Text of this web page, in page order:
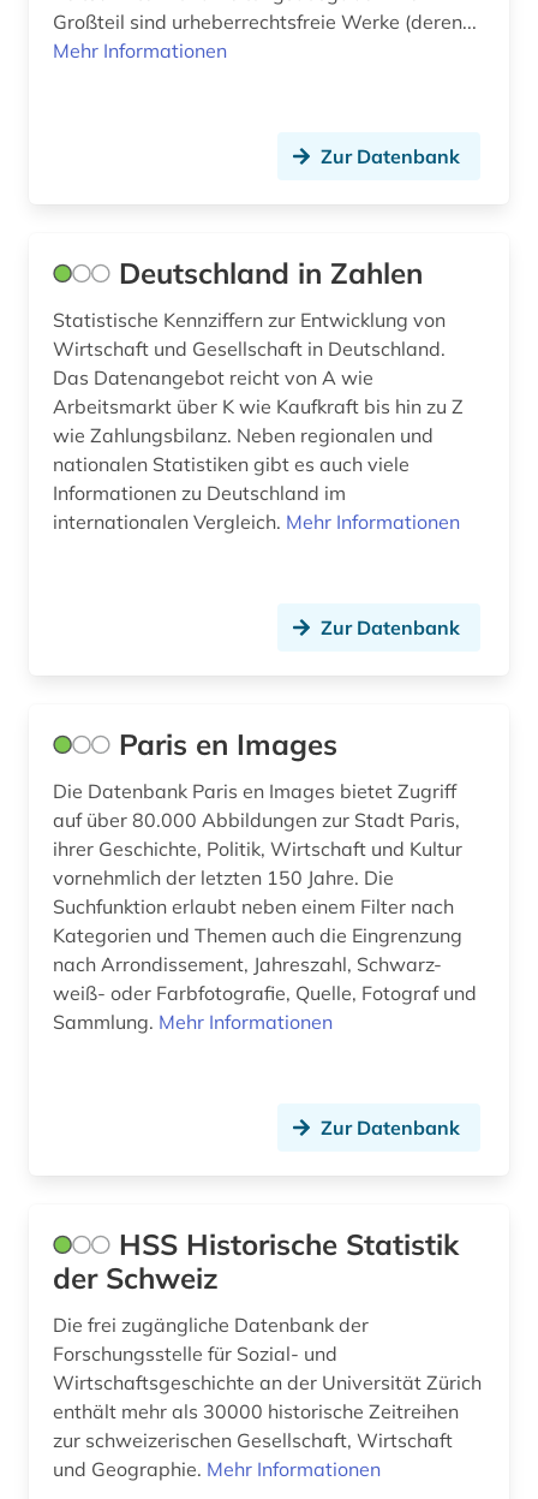
Romanistik (8)
Slavistik (3)
Technik (4)
Fertigungstechnik (2)
Wirtschaftswissenschaften (182)
Wissenschaftskunde, Forschung, Hochschul-,
Museumswesen (2)
branchenberichte (2)
chile (1)
china (5)
daten (1)
demographie (8)
deutsch (9)
deutsche bundesbank (1)
dienstleistung (4)
dienstleistungssektor (1)
dominikanische republik (1)
e-book (1)
economics (1)
economy (1)
einkommen (1)
elektronische bibliothek (1)
elektronische zeitschrift (1)
elektronisches buch (13)
energie (3)
england (1)
englisch (10)
entwicklung (6)
enzyklopädie (2)
Litauen (1)
Luxemburg (2)
Makedonien (1)
Mittelamerika (6)
Monaco (1)
Nordamerika (1)
Oesterreich (5)
Osteuropa (3)
Polen (2)
Portugal (1)
Russland, Sowjetunion (5)
Schweden (1)
Serbien (1)
Slowakei (1)
Slowenien (1)
Spanien (2)
Suedamerika (6)
Großteil sind urheberrechtsfreie Werke (deren...
Mehr Informationen
Zur Datenbank
Deutschland in Zahlen
Statistische Kennziffern zur Entwicklung von
Wirtschaft und Gesellschaft in Deutschland.
Das Datenangebot reicht von A wie
Arbeitsmarkt über K wie Kaufkraft bis hin zu Z
wie Zahlungsbilanz. Neben regionalen und
nationalen Statistiken gibt es auch viele
Informationen zu Deutschland im
internationalen Vergleich. Mehr Informationen
Zur Datenbank
Paris en Images
Die Datenbank Paris en Images bietet Zugriff
auf über 80.000 Abbildungen zur Stadt Paris,
ihrer Geschichte, Politik, Wirtschaft und Kultur
vornehmlich der letzten 150 Jahre. Die
Suchfunktion erlaubt neben einem Filter nach
Kategorien und Themen auch die Eingrenzung
nach Arrondissement, Jahreszahl, Schwarz-
weiß- oder Farbfotografie, Quelle, Fotograf und
Sammlung. Mehr Informationen
Zur Datenbank
HSS Historische Statistik
der Schweiz
Die frei zugängliche Datenbank der
Forschungsstelle für Sozial- und
Wirtschaftsgeschichte an der Universität Zürich
enthält mehr als 30000 historische Zeitreihen
zur schweizerischen Gesellschaft, Wirtschaft
und Geographie. Mehr Informationen